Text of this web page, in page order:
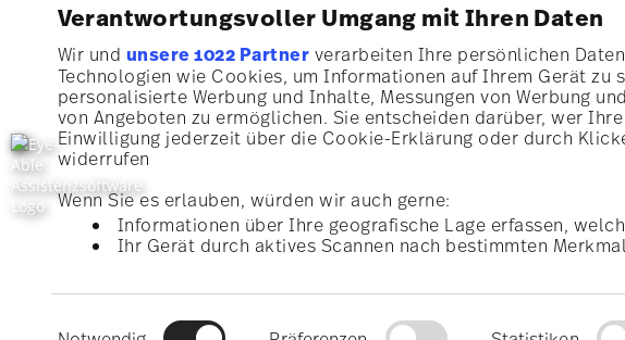
Verantwortungsvoller Umgang mit Ihren Daten
Wir und unsere 1022 Partner verarbeiten Ihre persönlichen
Technologien wie Cookies, um Informationen auf Ihrem Gerät zu
personalisierte Werbung und Inhalte, Messungen von Werbung
von Angeboten zu ermöglichen. Sie entscheiden darüber, wer
Einwilligung jederzeit über die Cookie-Erklärung oder durch
widerrufen
Wenn Sie es erlauben, würden wir auch gerne:
Informationen über Ihre geografische Lage erfassen,
Ihr Gerät durch aktives Scannen nach bestimmten
Abschnitt Einzelheitenfest.
Wir verwenden Cookies, um Inhalte und Anzeigen zu
Einwilligungsauswahl
Folgen Sie
Homepage AGB
Sie können den Code bei Ihrem nächsten Einkauf direkt im Bestellprozess eingeben.
©
Abonnieren Sie unseren Newsletter und erhalten Sie einen Rabatt im Wert
von 10%!
Halten Sie sich über Neuigkeiten, Trends und
Sonderangebote auf dem Laufenden.
10% Rabatt-Gutschein bei Newsletteranmeldung
Anmeldeni
Datenschutz.